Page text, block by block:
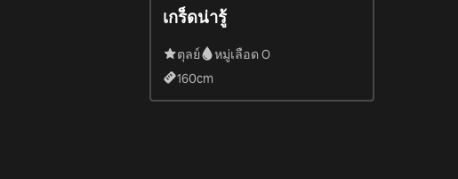
เกร็ดน่ารู้
ตุลย์
หมู่เลือด O
160cm